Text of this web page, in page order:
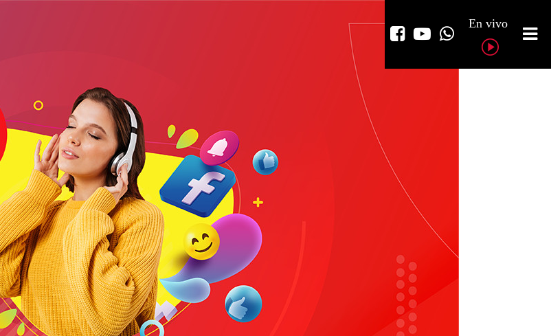
En vivo